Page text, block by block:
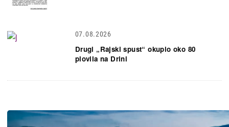
07.08.2026
Drugi „Rajski spust“ okupio oko 80
plovila na Drini
Slika